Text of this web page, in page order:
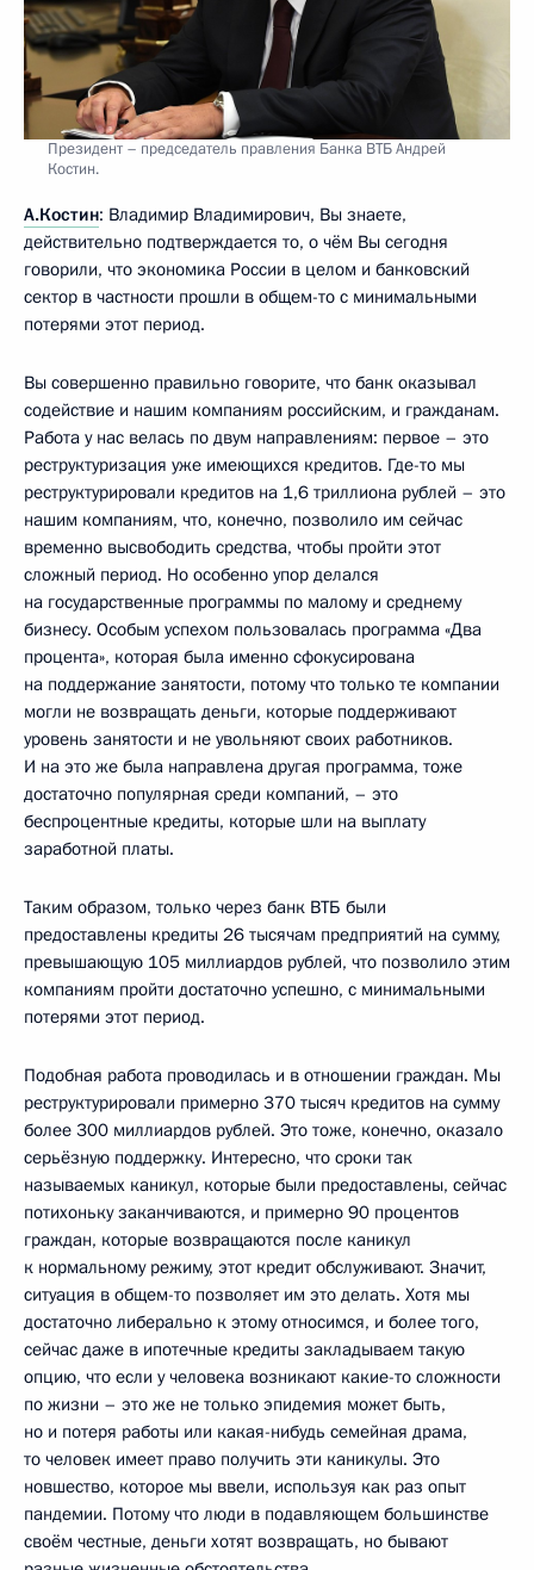
Президент – председатель правления Банка ВТБ Андрей
Костин.
А.Костин: Владимир Владимирович, Вы знаете,
действительно подтверждается то, о чём Вы сегодня
говорили, что экономика России в целом и банковский
сектор в частности прошли в общем-то с минимальными
потерями этот период.
Вы совершенно правильно говорите, что банк оказывал
содействие и нашим компаниям российским, и гражданам.
Работа у нас велась по двум направлениям: первое – это
реструктуризация уже имеющихся кредитов. Где-то мы
реструктурировали кредитов на 1,6 триллиона рублей – это
нашим компаниям, что, конечно, позволило им сейчас
временно высвободить средства, чтобы пройти этот
сложный период. Но особенно упор делался
на государственные программы по малому и среднему
бизнесу. Особым успехом пользовалась программа «Два
процента», которая была именно сфокусирована
на поддержание занятости, потому что только те компании
могли не возвращать деньги, которые поддерживают
уровень занятости и не увольняют своих работников.
И на это же была направлена другая программа, тоже
достаточно популярная среди компаний, – это
беспроцентные кредиты, которые шли на выплату
заработной платы.
Таким образом, только через банк ВТБ были
предоставлены кредиты 26 тысячам предприятий на сумму,
превышающую 105 миллиардов рублей, что позволило этим
компаниям пройти достаточно успешно, с минимальными
потерями этот период.
Подобная работа проводилась и в отношении граждан. Мы
реструктурировали примерно 370 тысяч кредитов на сумму
более 300 миллиардов рублей. Это тоже, конечно, оказало
серьёзную поддержку. Интересно, что сроки так
называемых каникул, которые были предоставлены, сейчас
потихоньку заканчиваются, и примерно 90 процентов
граждан, которые возвращаются после каникул
к нормальному режиму, этот кредит обслуживают. Значит,
ситуация в общем-то позволяет им это делать. Хотя мы
достаточно либерально к этому относимся, и более того,
сейчас даже в ипотечные кредиты закладываем такую
опцию, что если у человека возникают какие-то сложности
по жизни – это же не только эпидемия может быть,
но и потеря работы или какая-нибудь семейная драма,
то человек имеет право получить эти каникулы. Это
новшество, которое мы ввели, используя как раз опыт
пандемии. Потому что люди в подавляющем большинстве
своём честные, деньги хотят возвращать, но бывают